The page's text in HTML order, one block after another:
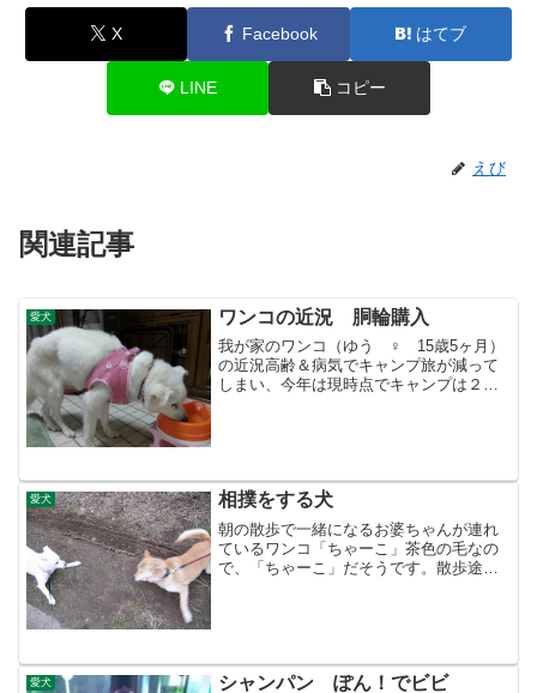
X Facebook はてブ
LINE コピー
えび
関連記事
愛犬 ワンコの近況 胴輪購入
我が家のワンコ（ゆう ♀ 15歳5ヶ月）
の近況高齢＆病気でキャンプ旅が減って
しまい、今年は現時点でキャンプは２
愛犬 相撲をする犬
朝の散歩で一緒になるお婆ちゃんが連れ
ているワンコ「ちゃーこ」茶色の毛なの
で、「ちゃーこ」だそうです。散歩途中
愛犬
シャンパン ぽん！でビビ